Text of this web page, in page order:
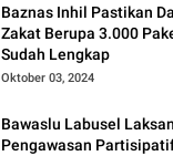
Baznas Inhil Pastikan
Zakat Berupa 3.000
Sudah Lengkap
Oktober 03, 2024
Bawaslu Labusel
Pengawasan